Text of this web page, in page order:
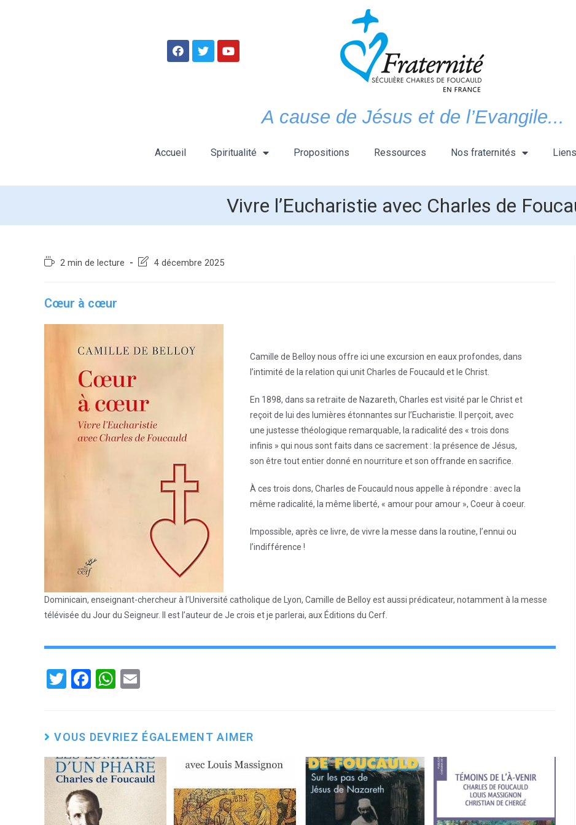
A cause de Jésus et de l’Evangile...
Accueil Spiritualité Propositions Ressources Nos fraternités Liens
Vivre l’Eucharistie avec Charles de
2 min de lecture 4 décembre 2025
Cœur à cœur
Camille de Belloy nous offre ici une excursion en eaux profondes, dans
l’intimité de la relation qui unit Charles de Foucauld et le Christ.
En 1898, dans sa retraite de Nazareth, Charles est visité par le Christ et
reçoit de lui des lumières étonnantes sur l’Eucharistie. Il perçoit, avec
une justesse théologique remarquable, la radicalité des « trois dons
infinis » qui nous sont faits dans ce sacrement : la présence de Jésus,
son être tout entier donné en nourriture et son offrande en sacrifice.
À ces trois dons, Charles de Foucauld nous appelle à répondre : avec la
même radicalité, la même liberté, « amour pour amour », Coeur à coeur.
Impossible, après ce livre, de vivre la messe dans la routine, l’ennui ou
l’indifférence !
Dominicain, enseignant-chercheur à l’Université catholique de Lyon, Camille de Belloy est aussi prédicateur, notamment à la messe
télévisée du Jour du Seigneur. Il est l’auteur de Je crois et je parlerai, aux Éditions du Cerf.
T
er
F
b
o
o
k
W
s
A
p
VOUS DEVRIEZ ÉGALEMENT AIMER